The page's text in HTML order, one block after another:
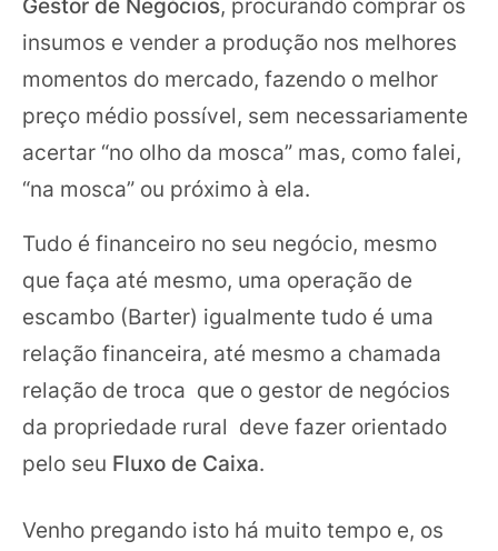
Gestor de Negócios, procurando comprar os
insumos e vender a produção nos melhores
momentos do mercado, fazendo o melhor
preço médio possível, sem necessariamente
acertar “no olho da mosca” mas, como falei,
“na mosca” ou próximo à ela.
Tudo é financeiro no seu negócio, mesmo
que faça até mesmo, uma operação de
escambo (Barter) igualmente tudo é uma
relação financeira, até mesmo a chamada
relação de troca que o gestor de negócios
da propriedade rural deve fazer orientado
pelo seu Fluxo de Caixa.
Venho pregando isto há muito tempo e, os